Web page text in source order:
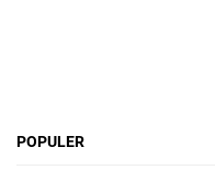
POPULER